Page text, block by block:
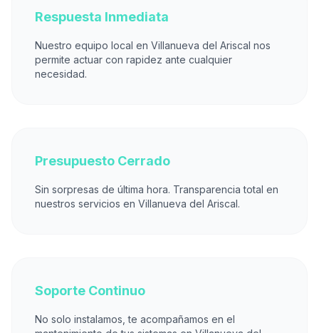
Respuesta Inmediata
Nuestro equipo local en Villanueva del Ariscal nos
permite actuar con rapidez ante cualquier
necesidad.
Presupuesto Cerrado
Sin sorpresas de última hora. Transparencia total en
nuestros servicios en Villanueva del Ariscal.
Soporte Continuo
No solo instalamos, te acompañamos en el